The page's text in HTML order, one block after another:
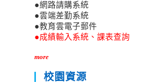
●網路請購系統
●雲端差勤系統
●教育雲電子郵件
●成績輸入系統、課表查詢
more
校園資源